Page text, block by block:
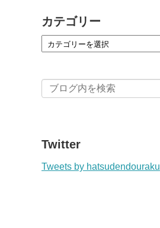
カテゴリー
Twitter
Tweets by hatsudendouraku